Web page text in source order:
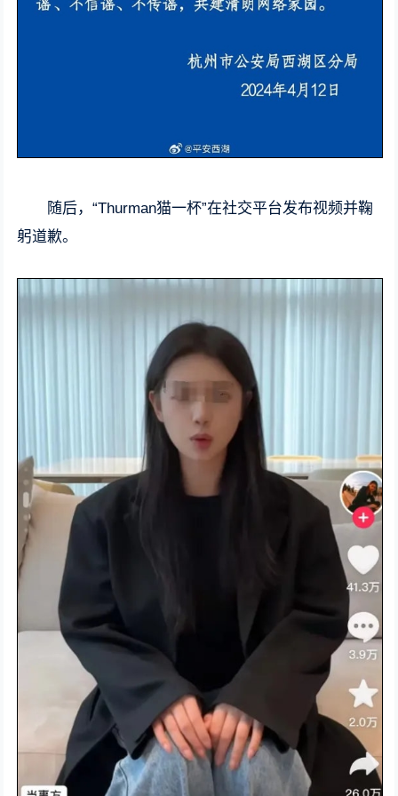
随后，“Thurman猫一杯”在社交平台发布视频并鞠
躬道歉。